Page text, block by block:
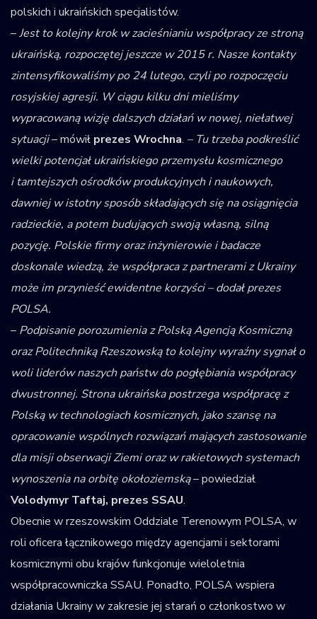
polskich i ukraińskich specjalistów.
–Jest to kolejny krok w zacieśnianiu współpracy ze stroną
ukraińską, rozpoczętej jeszcze w 2015 r. Nasze kontakty
zintensyfikowaliśmy po 24 lutego, czyli po rozpoczęciu
rosyjskiej agresji. W ciągu kilku dni mieliśmy
wypracowaną wizję dalszych działań w nowej, niełatwej
sytuacji– mówił prezes Wrochna. – Tu trzeba podkreślić
wielki potencjał ukraińskiego przemysłu kosmicznego
i tamtejszych ośrodków produkcyjnych i naukowych,
dawniej w istotny sposób składających się na osiągnięcia
radzieckie, a potem budujących swoją własną, silną
pozycję. Polskie firmy oraz inżynierowie i badacze
doskonale wiedzą, że współpraca z partnerami z Ukrainy
może im przynieść ewidentne korzyści – dodał prezes
POLSA.
– Podpisanie porozumienia z Polską Agencją Kosmiczną
oraz Politechniką Rzeszowską to kolejny wyraźny sygnał o
woli liderów naszych państw do pogłębiania współpracy
dwustronnej. Strona ukraińska postrzega współpracę z
Polską w technologiach kosmicznych, jako szansę na
opracowanie wspólnych rozwiązań mających zastosowanie
dla misji obserwacji Ziemi oraz w rakietowych systemach
wynoszenia na orbitę okołoziemską– powiedział
Volodymyr Taftaj, prezes SSAU.
Obecnie w rzeszowskim Oddziale Terenowym POLSA, w
roli oficera łącznikowego między agencjami i sektorami
kosmicznymi obu krajów funkcjonuje wieloletnia
współpracowniczka SSAU. Ponadto, POLSA wspiera
działania Ukrainy w zakresie jej starań o członkostwo w